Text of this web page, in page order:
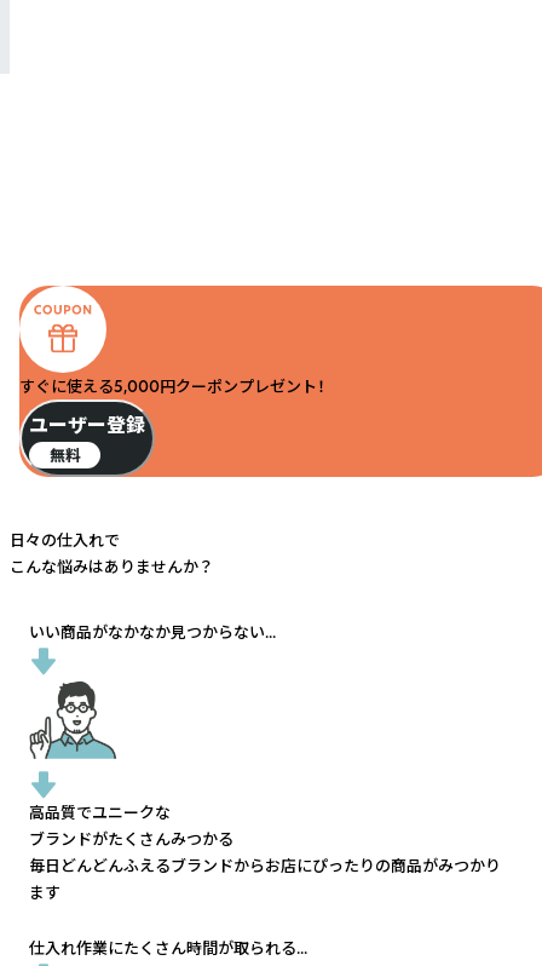
すぐに使える5,000円クーポンプレゼント！
ユーザー登録
無料
日々の仕入れで
こんな悩みはありませんか？
いい商品がなかなか見つからない...
高品質でユニークな
ブランドがたくさんみつかる
毎日どんどんふえるブランドからお店にぴったりの商品がみつかり
ます
仕入れ作業にたくさん時間が取られる...